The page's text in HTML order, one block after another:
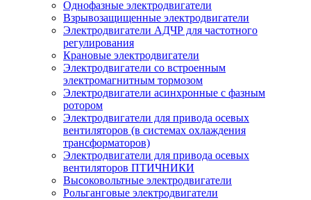
Однофазные электродвигатели
Взрывозащищенные электродвигатели
Электродвигатели АДЧР для частотного
регулирования
Крановые электродвигатели
Электродвигатели со встроенным
электромагнитным тормозом
Электродвигатели асинхронные с фазным
ротором
Электродвигатели для привода осевых
вентиляторов (в системах охлаждения
трансформаторов)
Электродвигатели для привода осевых
вентиляторов ПТИЧНИКИ
Высоковольтные электродвигатели
Рольганговые электродвигатели